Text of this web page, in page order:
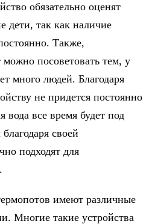
обязательно оценят
дети, так как наличие
Также,
можно посоветовать тем, у
много людей. Благодаря
не придется постоянно
вода все время будет под
своей
подходят для
имеют различные
Многие такие устройства